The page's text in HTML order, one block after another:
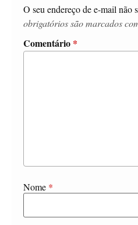
O seu endereço de e-mail não
obrigatórios são marcados
Comentário *
Nome *